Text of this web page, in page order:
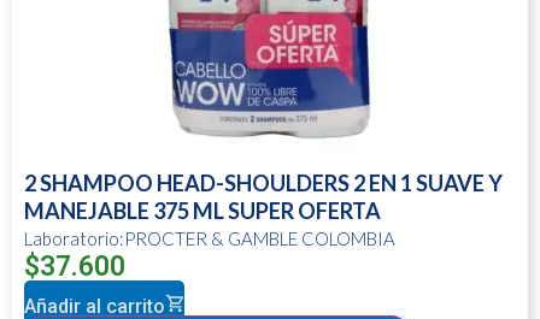
2 SHAMPOO HEAD-SHOULDERS 2 EN 1 SUAVE Y
MANEJABLE 375 ML SUPER OFERTA
Laboratorio:PROCTER & GAMBLE COLOMBIA
$37.600
Añadir al carrito